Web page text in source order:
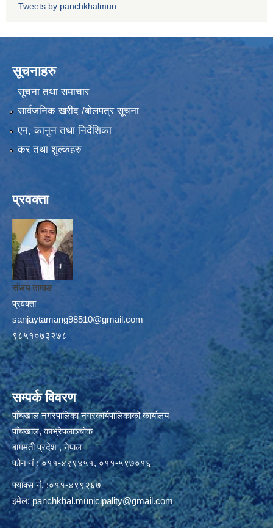
Tweets by panchkhalmun
सूचनाहरु
सूचना तथा समाचार
सार्वजनिक खरीद /बोलपत्र सूचना
एन, कानुन तथा निर्देशिका
कर तथा शुल्कहरु
प्रवक्ता
संजय तामाङ
प्रवक्ता
sanjaytamang98510@gmail.com
९८५१०७३२७८
सम्पर्क विवरण
पाँचखाल नगरपालिका नगरकार्यपालिकाको कार्यालय
पाँचखाल, काभ्रेपलाञ्चोक
बागमती प्रदेश , नेपाल
फोन नं : ०११-४९९४५१, ०११-५९७०१६
फ्याक्स नं. :०११-४९९२६७
इमेल:panchkhal.municipality@gmail.com